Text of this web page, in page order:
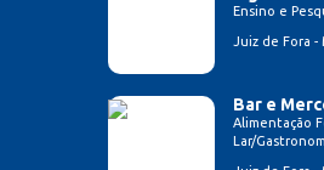
Ensino e
Juiz de Fora -
Bar e
Alimentação
Lar/